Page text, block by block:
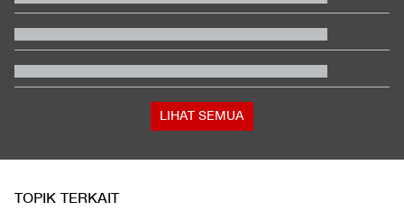
Prediksi BMKG, 5 Wilayah Berpotensi Diguyur Hujan Lebat Hari
Video Mesum 'Yang Wis Yang' Banyuwangi, Pemeran Pria Jadi
Tersangka
Filipina Singgung Indonesia Jelang Laga Hidup-Mati Lawan
Ini Wilayah yang Bakal Merdeka dari Tetangga RI, Punya 21